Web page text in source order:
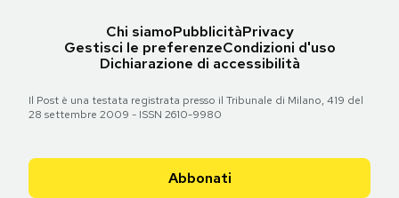
Chi siamoPubblicitàPrivacy
Gestisci le preferenzeCondizioni d'uso
Dichiarazione di accessibilità
Il Post è una testata registrata presso il Tribunale di Milano, 419 del
28 settembre 2009 - ISSN 2610-9980
Abbonati